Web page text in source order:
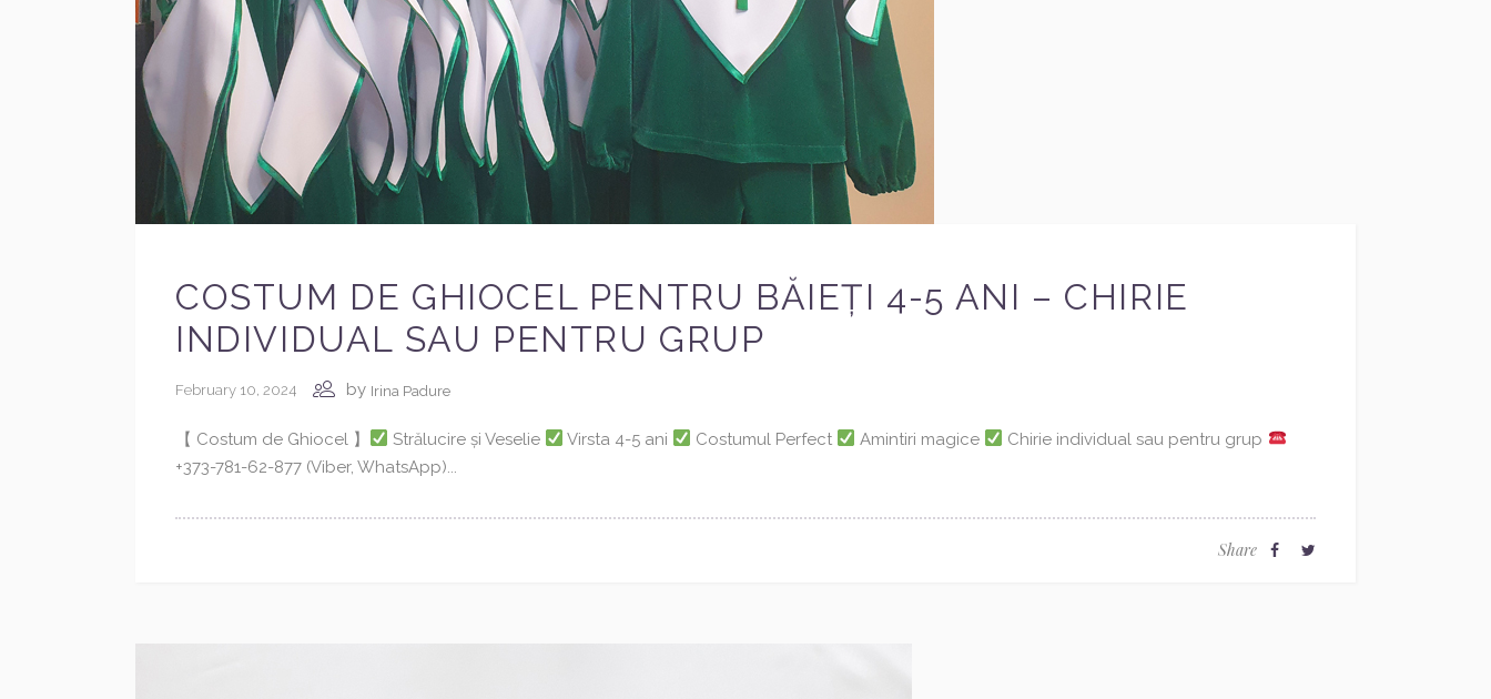
COSTUM DE GHIOCEL PENTRU BĂIEȚI 4-5 ANI – CHIRIE
INDIVIDUAL SAU PENTRU GRUP
February 10, 2024 by Irina Padure
【 Costum de Ghiocel 】 Strălucire și Veselie Virsta 4-5 ani Costumul Perfect Amintiri magice
Chirie individual sau pentru grup
+373-781-62-877 (Viber, WhatsApp)...
Share